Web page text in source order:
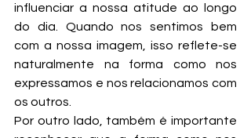
influenciar a nossa atitude ao longo
do dia. Quando nos sentimos bem
com a nossa imagem, isso reflete-se
naturalmente na forma como nos
expressamos e nos relacionamos com
os outros.
Por outro lado, também é importante